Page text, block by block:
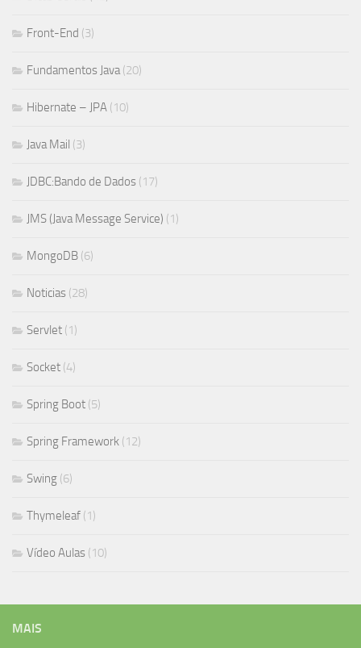
Front-End (3)
Fundamentos Java(20)
Hibernate – JPA (10)
Java Mail (3)
JDBC:Bando de Dados (17)
JMS (Java Message Service) (1)
MongoDB (6)
Noticias (28)
Servlet (1)
Socket (4)
Spring Boot (5)
Spring Framework (12)
Swing (6)
Thymeleaf (1)
Vídeo Aulas (10)
MAIS